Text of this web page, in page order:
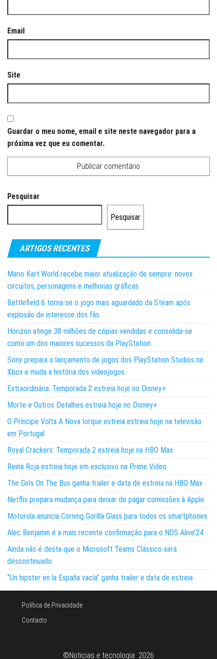
Email
Site
Guardar o meu nome, email e site neste navegador para a
próxima vez que eu comentar.
Pesquisar
Pesquisar
ARTIGOS RECENTES
Mario Kart World recebe maior atualização de sempre: novos
circuitos, personagens e melhorias gráficas
Battlefield 6 torna-se o jogo mais aguardado da Steam após
explosão de interesse dos fãs
Horizon atinge 38 milhões de cópias vendidas e consolida-se
como um dos maiores sucessos da PlayStation
Sony prepara o lançamento de jogos dos PlayStation Studios na
Xbox e muda a história dos videojogos
Extraordinária: Temporada 2 estreia hoje no Disney+
Morte e Outros Detalhes estreia hoje no Disney+
O Príncipe Volta A Nova Iorque estreia estreia hoje na televisão
em Portugal
Royal Crackers: Temporada 2 estreia hoje na HBO Max
Reina Roja estreia hoje em exclusivo na Prime Video
The Girls On The Bus ganha trailer e data de estreia na HBO Max
Netflix prepara mudança para deixar de pagar comissões à Apple
Motorola anuncia Corning Gorilla Glass para todos os smartphones
Alec Benjamin é a mais recente confirmação para o NOS Alive’24
Ainda não é desta que o Microsoft Teams Clássico será
descontinuado
“Un hipster en la España vacía” ganha trailer e data de estreia
Política de Privacidade
Contacto
©Noticias e tecnologia 2026